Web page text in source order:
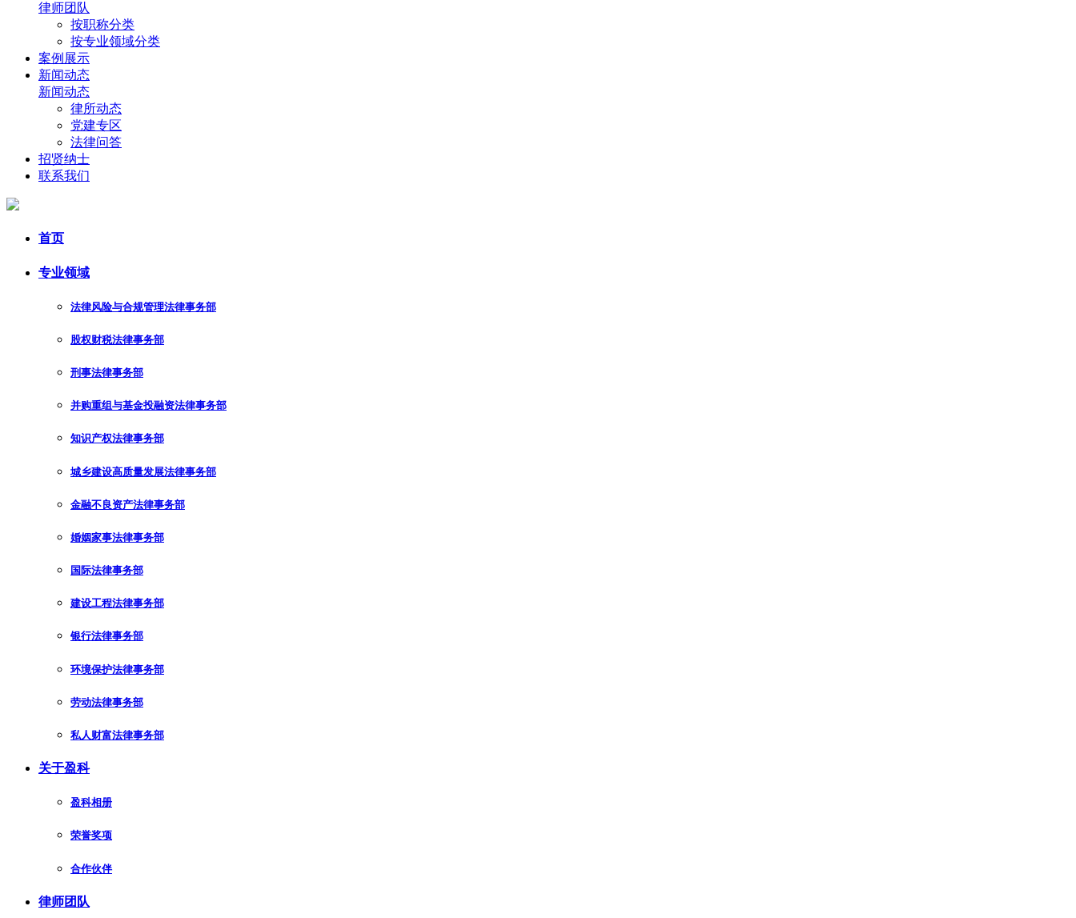
律师团队
按职称分类
按专业领域分类
案例展示
新闻动态
新闻动态
律所动态
党建专区
法律问答
招贤纳士
联系我们
首页
专业领域
法律风险与合规管理法律事务部
股权财税法律事务部
刑事法律事务部
并购重组与基金投融资法律事务部
知识产权法律事务部
城乡建设高质量发展法律事务部
金融不良资产法律事务部
婚姻家事法律事务部
国际法律事务部
建设工程法律事务部
银行法律事务部
环境保护法律事务部
劳动法律事务部
私人财富法律事务部
关于盈科
盈科相册
荣誉奖项
合作伙伴
律师团队